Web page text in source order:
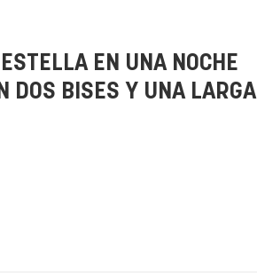
EN UNA NOCHE
DOS BISES Y UNA LARGA